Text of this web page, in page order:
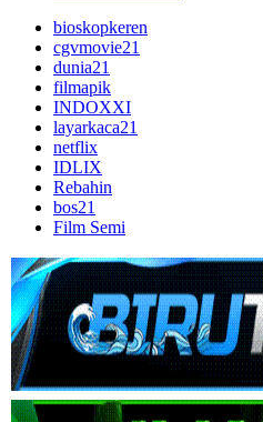
bioskopkeren
cgvmovie21
dunia21
filmapik
INDOXXI
layarkaca21
netflix
IDLIX
Rebahin
bos21
Film Semi